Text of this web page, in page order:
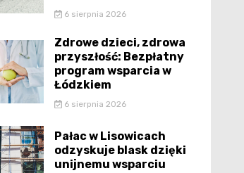
6 sierpnia 2026
Zdrowe dzieci, zdrowa
przyszłość: Bezpłatny
program wsparcia w
Łódzkiem
6 sierpnia 2026
Pałac w Lisowicach
odzyskuje blask dzięki
unijnemu wsparciu